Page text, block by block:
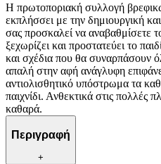
Η πρωτοποριακή συλλογή
εκπλήσσει με την δημιουργική και
σας προσκαλεί να αναβαθμίσετε
ξεχωρίζει και προστατεύει το
και σχέδια που θα συναρπάσουν
απαλή στην αφή ανάγλυφη
αντιολισθητικό υπόστρωμα τα
παιχνίδι. Ανθεκτικά στις πολλές
καθαρά.
Περιγραφή
+